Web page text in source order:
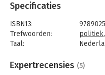
het standpunt van de ander.
Dit invloedrijke, nu al
Nederlands vertaald.
"Dit boek heeft alles in zich
als 'Ons feilbare denken' van
Specificaties
ISBN13:
Trefwoorden:
politiek,
Taal:
Beveiliging:
Expertrecensies (5)